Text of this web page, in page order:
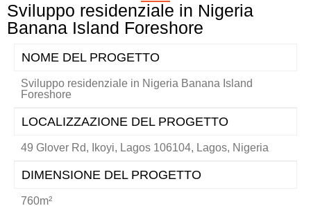
Sviluppo residenziale in Nigeria
Banana Island Foreshore
NOME DEL PROGETTO
Sviluppo residenziale in Nigeria Banana Island
Foreshore
LOCALIZZAZIONE DEL PROGETTO
49 Glover Rd, Ikoyi, Lagos 106104, Lagos, Nigeria
DIMENSIONE DEL PROGETTO
760m²